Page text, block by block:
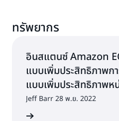
แบบยืดหยุ่นอย่างน้อย 2 อินเทอร์เฟซ
การ์ดเครือข่ายที่แตกต่างกัน ซึ่งจำเป็น
การ์ดเครือข่ายรองรับความเร็วได้สูง
ดูข้อมูลเพิ่มเติม
ทรัพยากร
อินสแตนซ์ Amazon
แบบเพิ่มประสิทธิภาพก
แบบเพิ่มประสิทธิภาพห
ด้วยประสิทธิภาพการป
สูงขึ้น
Jeff Barr 28 พ.ย. 2022